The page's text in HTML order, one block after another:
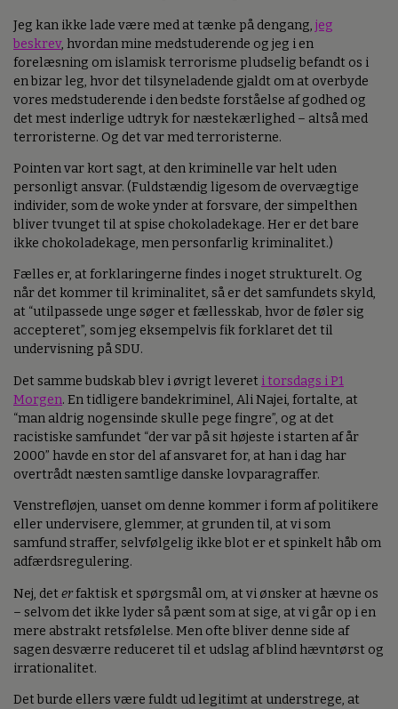
Jeg kan ikke lade være med at tænke på dengang, jeg
beskrev, hvordan mine medstuderende og jeg i en
forelæsning om islamisk terrorisme pludselig befandt os i
en bizar leg, hvor det tilsyneladende gjaldt om at overbyde
vores medstuderende i den bedste forståelse af godhed og
det mest inderlige udtryk for næstekærlighed – altså med
terroristerne. Og det var med terroristerne.
Pointen var kort sagt, at den kriminelle var helt uden
personligt ansvar. (Fuldstændig ligesom de overvægtige
individer, som de woke ynder at forsvare, der simpelthen
bliver tvunget til at spise chokoladekage. Her er det bare
ikke chokoladekage, men personfarlig kriminalitet.)
Fælles er, at forklaringerne findes i noget strukturelt. Og
når det kommer til kriminalitet, så er det samfundets skyld,
at “utilpassede unge søger et fællesskab, hvor de føler sig
accepteret”, som jeg eksempelvis fik forklaret det til
undervisning på SDU.
Det samme budskab blev i øvrigt leveret i torsdags i P1
Morgen. En tidligere bandekriminel, Ali Najei, fortalte, at
“man aldrig nogensinde skulle pege fingre”, og at det
racistiske samfundet “der var på sit højeste i starten af år
2000” havde en stor del af ansvaret for, at han i dag har
overtrådt næsten samtlige danske lovparagraffer.
Venstrefløjen, uanset om denne kommer i form af politikere
eller undervisere, glemmer, at grunden til, at vi som
samfund straffer, selvfølgelig ikke blot er et spinkelt håb om
adfærdsregulering.
Nej, det erfaktisk et spørgsmål om, at vi ønsker at hævne os
– selvom det ikke lyder så pænt som at sige, at vi går op i en
mere abstrakt retsfølelse. Men ofte bliver denne side af
sagen desværre reduceret til et udslag af blind hævntørst og
irrationalitet.
Det burde ellers være fuldt ud legitimt at understrege, at